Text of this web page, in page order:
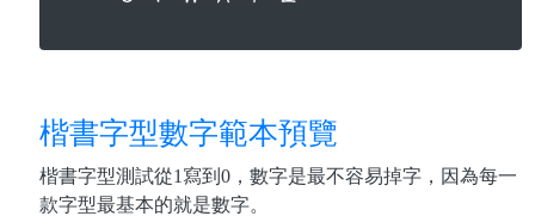
楷書字型數字範本預覽
楷書字型測試從1寫到0，數字是最不容易掉字，因為每一
款字型最基本的就是數字。